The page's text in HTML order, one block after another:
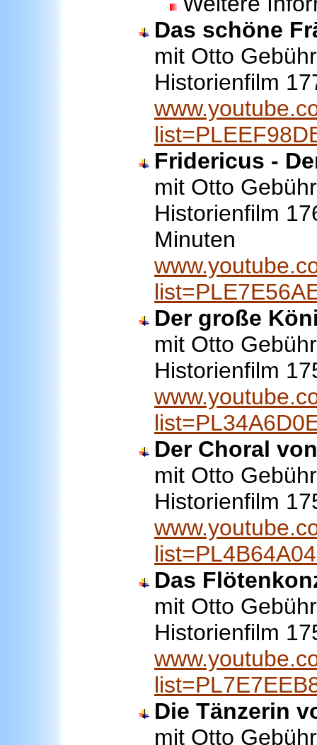
Das schöne
mit Otto
Historienfilm
Fridericus -
mit Otto
Historienfilm
Minuten
Der große
mit Otto
Historienfilm
Der Choral
mit Otto
Historienfilm
Das
mit Otto
Historienfilm
Die Tänzerin
mit Otto